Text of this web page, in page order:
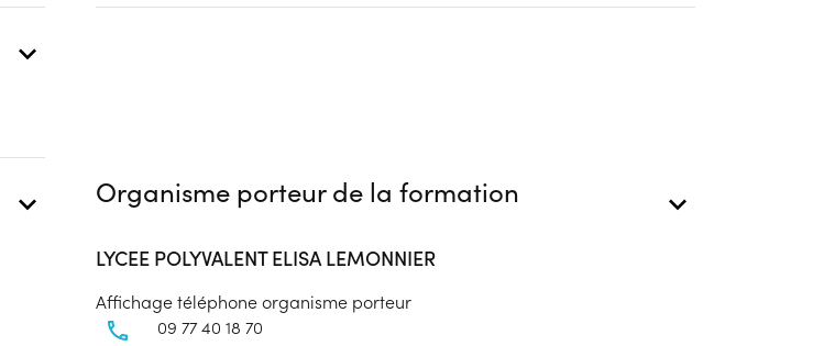
Organisme porteur de la formation
LYCEE POLYVALENT ELISA LEMONNIER
Affichage téléphone organisme porteur
09 77 40 18 70